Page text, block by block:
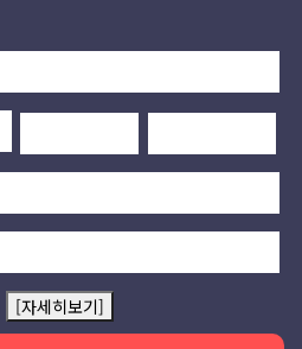
[자세히보기]